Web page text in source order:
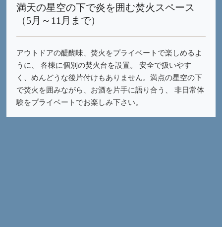
満天の星空の下で炎を囲む焚火スペース
（5月～11月まで）
アウトドアの醍醐味、焚火をプライベートで楽しめるよ
うに、 各棟に個別の焚火台を設置。 安全で扱いやす
く、めんどうな後片付けもありません。満点の星空の下
で焚火を囲みながら、お酒を片手に語り合う、 非日常体
験をプライベートでお楽しみ下さい。